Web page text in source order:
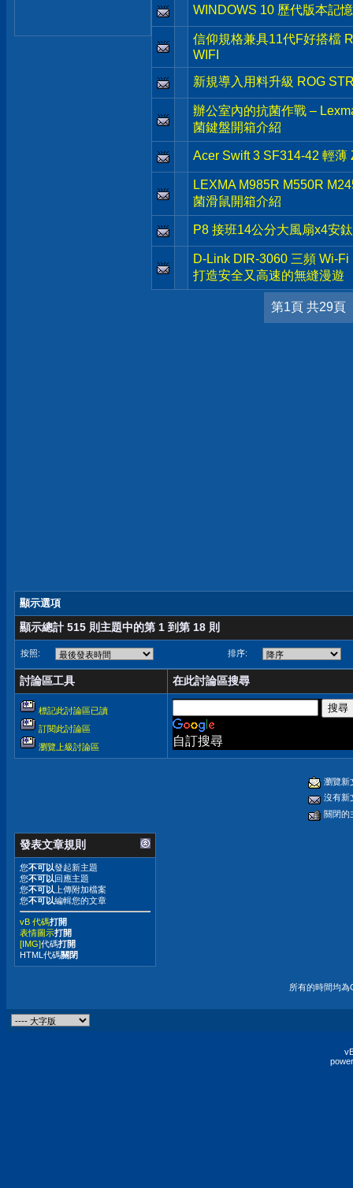
WINDOWS 10 歷代版本記
信仰規格兼具11代F好搭檔
WIFI
新規導入用料升級 ROG
辦公室內的抗菌作戰 –
菌鍵盤開箱介紹
Acer Swift 3 SF314-42 輕薄
LEXMA M985R M550R
菌滑鼠開箱介紹
P8 接班14公分大風扇x4安
D-Link DIR-3060 三頻 Wi-
打造安全又高速的無縫漫遊
第1頁 共29頁
顯示選項
顯示總計 515 則主題中的第 1 到第 18 則
按照: 排序:
討論區工具 在此討論區搜尋
標記此討論區已讀
訂閱此討論區
瀏覽上級討論區
自訂搜尋
瀏覽新
沒有新
關閉的
發表文章規則
您不可以發起新主題
您不可以回應主題
您不可以 上傳附加檔案
您不可以編輯您的文章
vB 代碼打開
表情圖示打開
[IMG]代碼打開
HTML代碼關閉
所有的時間均為